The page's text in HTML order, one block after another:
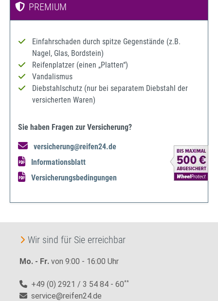
PREMIUM
Einfahrschaden durch spitze Gegenstände (z.B.
Nagel, Glas, Bordstein)
Reifenplatzer (einen „Platten“)
Vandalismus
Diebstahlschutz (nur bei separatem Diebstahl der
versicherten Waren)
Sie haben Fragen zur Versicherung?
versicherung@reifen24.de
Informationsblatt
Versicherungsbedingungen
Wir sind für Sie erreichbar
Mo. - Fr. von 9:00 - 16:00 Uhr
+49 (0) 2921 / 3 54 84 - 60**
service@reifen24.de